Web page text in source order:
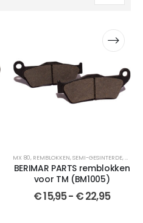
,MX 80,SELECTEER JOUW MOTOR,
MX 80, REMBLOKKEN,SEMI-GESINTERDE,
BERIMAR PARTS remblokken
voor TM (BM1005)
€15,95- €22,95